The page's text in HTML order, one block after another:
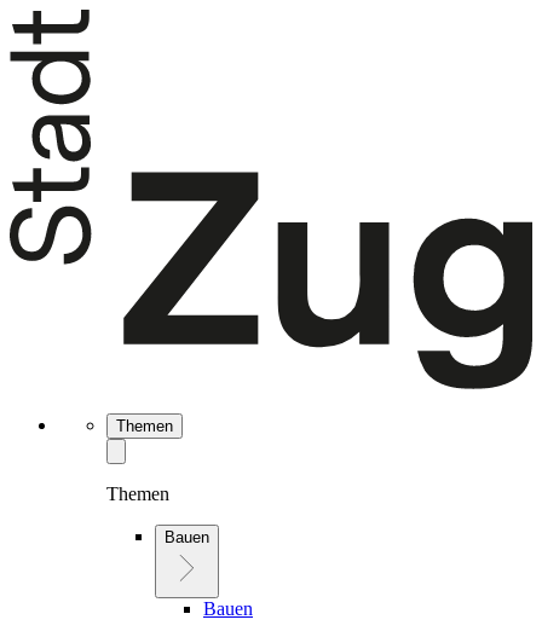
Themen
Themen
Bauen
Bauen